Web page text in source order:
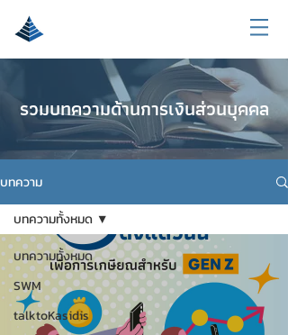
รวมบทความด้านการเงินส่วนบุคคล
บทความ
บทความทั้งหมด
SWM
talktoKasidis
บทความทั้งหมด